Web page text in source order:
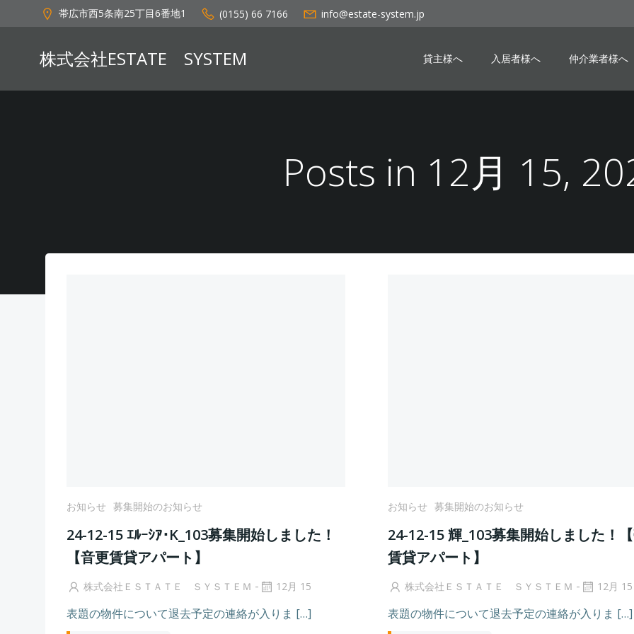
ン
へ
帯広市西5条南25丁目6番地1 (0155) 66 7166 info@estate-system.jp
株式会社ESTATE SYSTEM 貸主様へ 入居者様へ 仲介業者様へ
Posts in 12月 15,
お知らせ 募集開始のお知らせ
24-12-15 ｴﾙｰｼｱ･K_103募集開始しました！
【音更賃貸アパート】
株式会社ＥＳＴＡＴＥ ＳＹＳＴＥＭ - 12月 15
表題の物件について退去予定の連絡が入りま […]
お知らせ 募集開始のお知らせ
24-12-15 輝_103募集開始しました！
賃貸アパート】
株式会社ＥＳＴＡＴＥ ＳＹＳＴＥＭ - 12月 15
表題の物件について退去予定の連絡が入りま […]